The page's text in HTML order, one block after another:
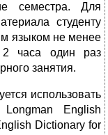
семестра. Для
студенту
языком не менее
часа один раз
занятия.
использовать
Longman English
Dictionary for